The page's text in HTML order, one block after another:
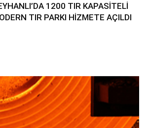
1200 TIR KAPASİTELİ
TIR PARKI HİZMETE AÇILDI